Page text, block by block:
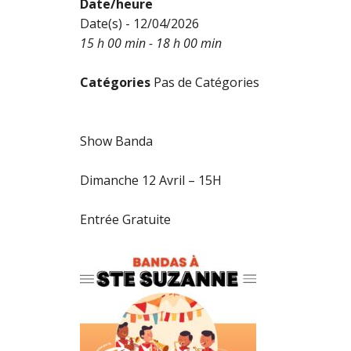
Date/heure
Date(s) - 12/04/2026
15 h 00 min - 18 h 00 min
Catégories Pas de Catégories
Show Banda
Dimanche 12 Avril – 15H
Entrée Gratuite